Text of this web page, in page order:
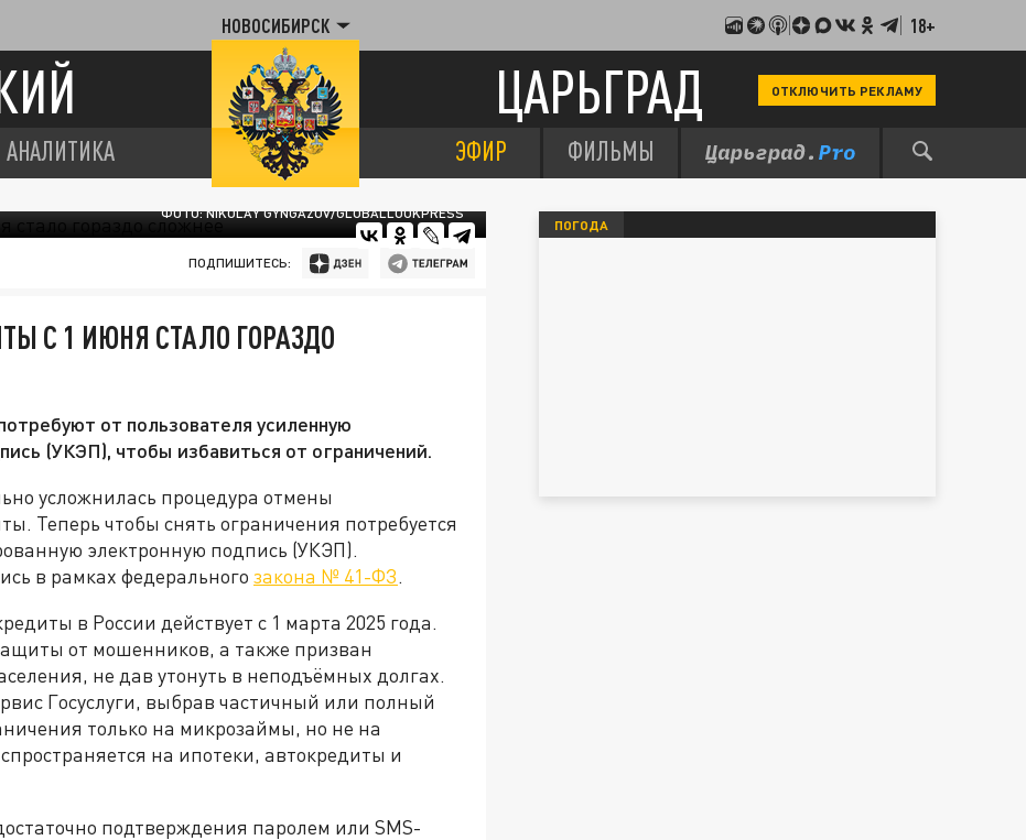
НОВОСИБИРСК 18+
ЦАРЬГРАД ОТКЛЮЧИТЬ РЕКЛАМУ
АНАЛИТИКА ЭФИР ФИЛЬМЫ
ФОТО: NIKOLAY GYNGAZOV/GLOBALLOOKPRESS
ПОДПИШИТЕСЬ:
С 1 ИЮНЯ СТАЛО ГОРАЗДО
от пользователя усиленную
(УКЭП), чтобы избавиться от ограничений.
усложнилась процедура отмены
Теперь чтобы снять ограничения потребуется
электронную подпись (УКЭП).
в рамках федерального закона № 41-ФЗ.
в России действует с 1 марта 2025 года.
от мошенников, а также призван
не дав утонуть в неподъёмных долгах.
Госуслуги, выбрав частичный или полный
только на микрозаймы, но не на
на ипотеки, автокредиты и
подтверждения паролем или SMS-
ПОГОДА